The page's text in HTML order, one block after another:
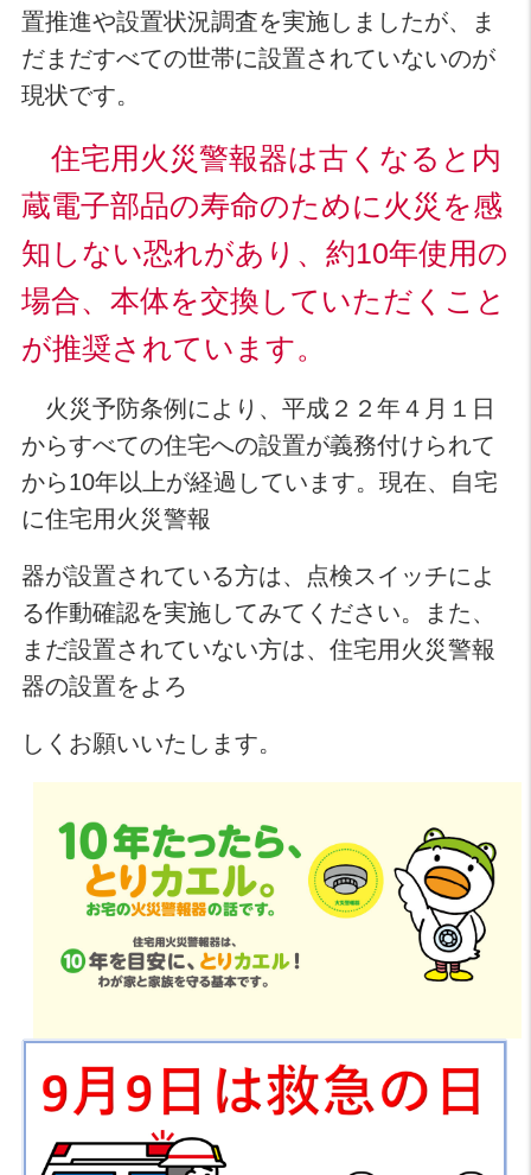
置推進や設置状況調査を実施しましたが、ま
だまだすべての世帯に設置されていないのが
現状です。
住宅用火災警報器は古くなると内
蔵電子部品の寿命のために火災を感
知しない恐れがあり、約10年使用の
場合、本体を交換していただくこと
が推奨されています。
火災予防条例により、平成２２年４月１日
からすべての住宅への設置が義務付けられて
から10年以上が経過しています。現在、自宅
に住宅用火災警報
器が設置されている方は、点検スイッチによ
る作動確認を実施してみてください。また、
まだ設置されていない方は、住宅用火災警報
器の設置をよろ
しくお願いいたします。